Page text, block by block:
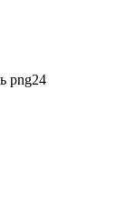
png24